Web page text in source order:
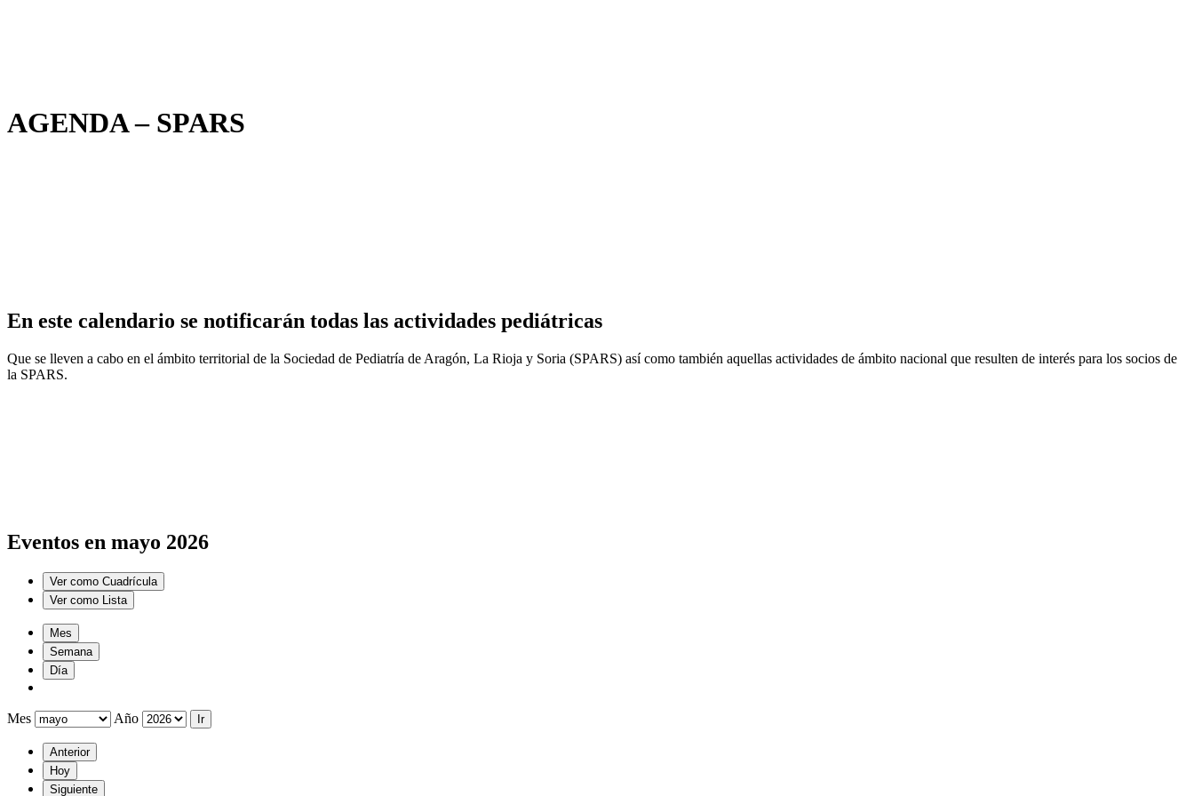
AGENDA – SPARS
En este calendario se notificarán todas las actividades pediátricas
Que se lleven a cabo en el ámbito territorial de la Sociedad de Pediatría de Aragón, La Rioja y Soria (SPARS) así como también aquellas actividades de ámbito nacional que resulten de interés para los socios de
la SPARS.
Eventos en mayo 2026
Ver como Cuadrícula
Ver como Lista
Mes
Semana
Día
Mes Año
Anterior
Hoy
Siguiente